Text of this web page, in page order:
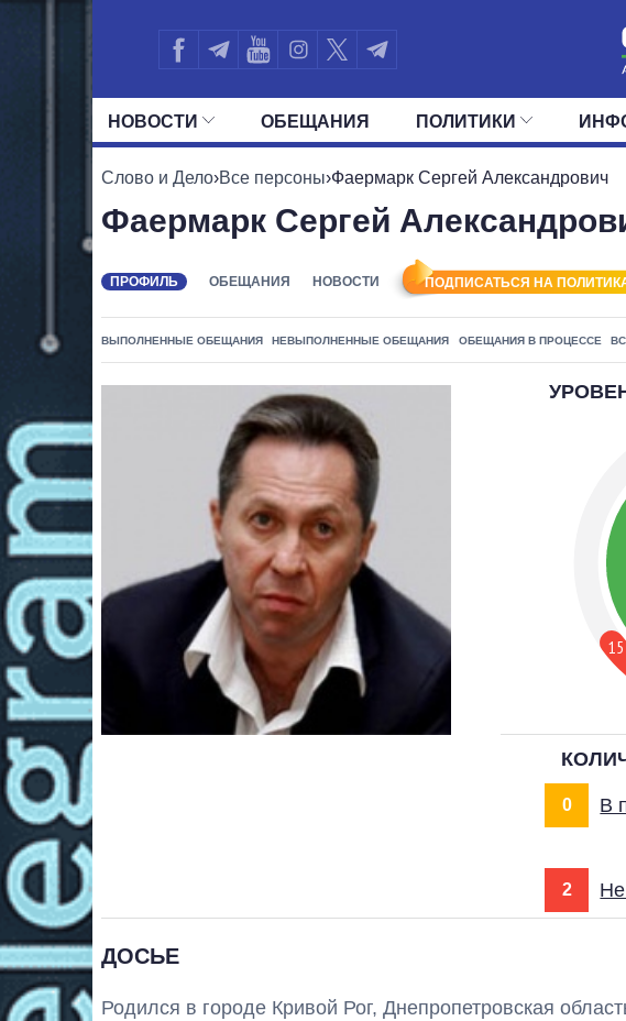
НОВОСТИ
ЛЕНТА СОБЫТИЯ
ОБЕЩАНИЯ ПОЛИТИКИ
ВСЕ ПОЛИТИКИ ПРЕЗИДЕНТ И ОФИС ВЕРХОВНАЯ
Слово и Дело›Все персоны›Фаермарк Сергей Александрович
Фаермарк Сергей
ПРОФИЛЬ ОБЕЩАНИЯ НОВОСТИ ПОДПИСАТЬСЯ НА
ВЫПОЛНЕННЫЕ ОБЕЩАНИЯ НЕВЫПОЛНЕННЫЕ ОБЕЩАНИЯ ОБЕЩАНИЯ В ПРОЦЕССЕ
ДОСЬЕ
Родился в городе Кривой Рог, Днепропетровская
15
0 В
2